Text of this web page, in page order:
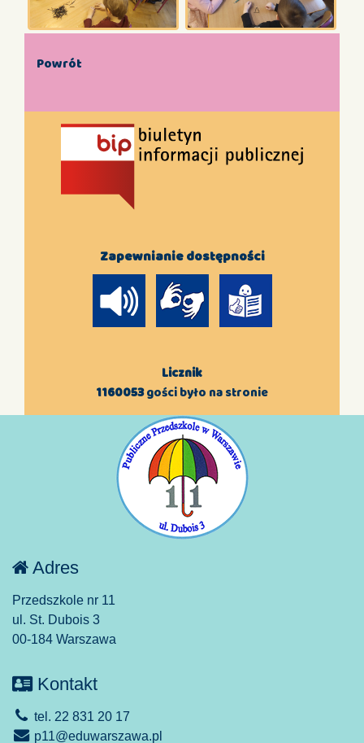
Powrót
Zapewnianie dostępności
Licznik
1160053gości było na stronie
Adres
Przedszkole nr 11
ul. St. Dubois 3
00-184 Warszawa
Kontakt
tel. 22 831 20 17
p11@eduwarszawa.pl